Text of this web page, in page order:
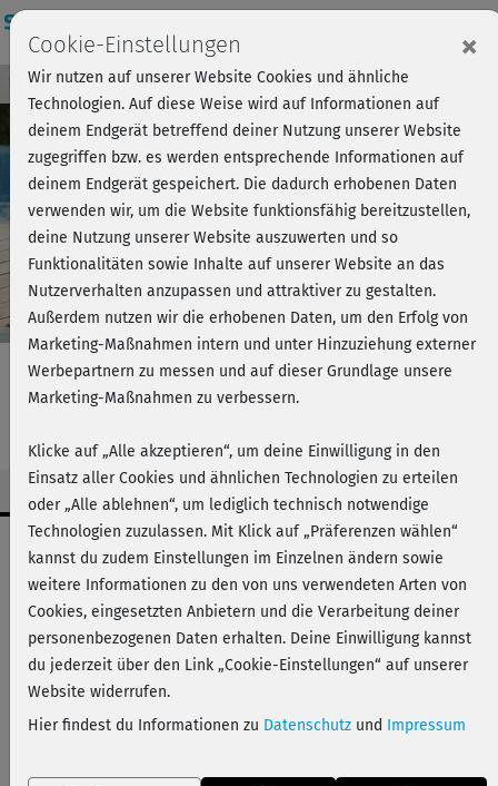
Play
Video
Kursvorschau - Jetzt mitmachen!
Vinyasa Yoga Shavasana
Workout-Facts
leicht
9 Min
8 kcal
Stefanie Rohr
Matte
Cookie-Einstellungen ×
Wir nutzen auf unserer Website Cookies und ähnliche
Technologien. Auf diese Weise wird auf Informationen auf
deinem Endgerät betreffend deiner Nutzung unserer Website
zugegriffen bzw. es werden entsprechende Informationen auf
deinem Endgerät gespeichert. Die dadurch erhobenen Daten
verwenden wir, um die Website funktionsfähig bereitzustellen,
deine Nutzung unserer Website auszuwerten und so
Funktionalitäten sowie Inhalte auf unserer Website an das
Nutzerverhalten anzupassen und attraktiver zu gestalten.
Außerdem nutzen wir die erhobenen Daten, um den Erfolg von
Marketing-Maßnahmen intern und unter Hinzuziehung externer
Werbepartnern zu messen und auf dieser Grundlage unsere
Marketing-Maßnahmen zu verbessern.
Klicke auf „Alle akzeptieren“, um deine Einwilligung in den
Einsatz aller Cookies und ähnlichen Technologien zu erteilen
oder „Alle ablehnen“, um lediglich technisch notwendige
Technologien zuzulassen. Mit Klick auf „Präferenzen wählen“
kannst du zudem Einstellungen im Einzelnen ändern sowie
weitere Informationen zu den von uns verwendeten Arten von
Cookies, eingesetzten Anbietern und die Verarbeitung deiner
personenbezogenen Daten erhalten. Deine Einwilligung kannst
du jederzeit über den Link „Cookie-Einstellungen“ auf unserer
Website widerrufen.
Hier findest du Informationen zu Datenschutz und Impressum